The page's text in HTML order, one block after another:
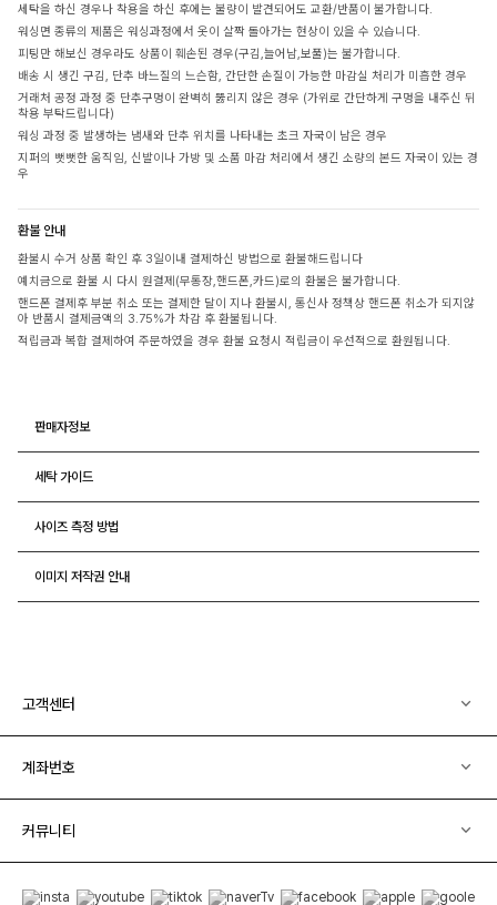
세탁을 하신 경우나 착용을 하신 후에는 불량이 발견되어도 교환/반품이 불가합니다.
워싱면 종류의 제품은 워싱과정에서 옷이 살짝 돌아가는 현상이 있을 수 있습니다.
피팅만 해보신 경우라도 상품이 훼손된 경우(구김,늘어남,보풀)는 불가합니다.
배송 시 생긴 구김, 단추 바느질의 느슨함, 간단한 손질이 가능한 마감실 처리가 미흡한 경우
거래처 공정 과정 중 단추구멍이 완벽히 뚫리지 않은 경우 (가위로 간단하게 구멍을 내주신 뒤
착용 부탁드립니다)
워싱 과정 중 발생하는 냄새와 단추 위치를 나타내는 초크 자국이 남은 경우
지퍼의 뻣뻣한 움직임, 신발이나 가방 및 소품 마감 처리에서 생긴 소량의 본드 자국이 있는 경
우
환불 안내
환불시 수거 상품 확인 후 3일이내 결제하신 방법으로 환불해드립니다
예치금으로 환불 시 다시 원결제(무통장,핸드폰,카드)로의 환불은 불가합니다.
핸드폰 결제후 부분 취소 또는 결제한 달이 지나 환불시, 통신사 정책상 핸드폰 취소가 되지않
아 반품시 결제금액의 3.75%가 차감 후 환불됩니다.
적립금과 복합 결제하여 주문하였을 경우 환불 요청시 적립금이 우선적으로 환원됩니다.
판매자정보
세탁 가이드
사이즈 측정 방법
이미지 저작권 안내
고객센터
계좌번호
커뮤니티